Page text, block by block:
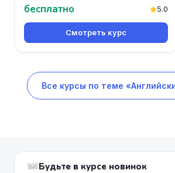
бесплатно 5.0
Смотреть курс
Все курсы по теме
Будьте в курсе новинок